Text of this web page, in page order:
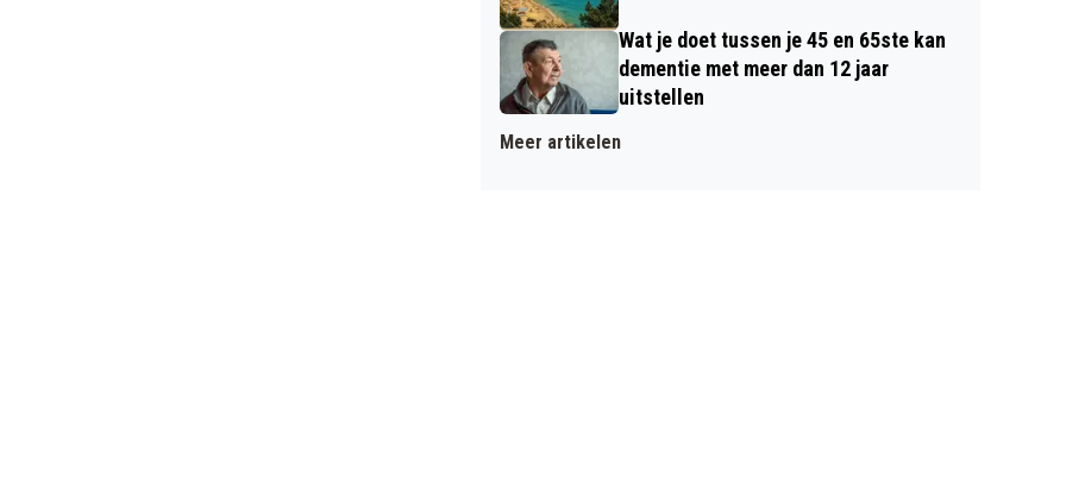
Wat je doet tussen je 45 en 65ste kan
dementie met meer dan 12 jaar
uitstellen
Meer artikelen